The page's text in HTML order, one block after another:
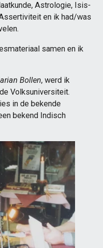
Astrologie, Isis-
en ik had/was
samen en ik
Bollen, werd ik
Volksuniversiteit.
in de bekende
bekend Indisch